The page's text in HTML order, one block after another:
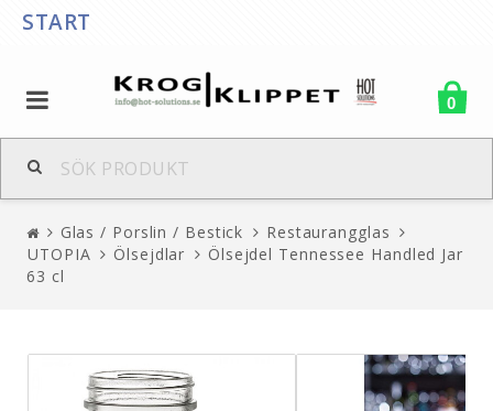
START
0
Glas / Porslin / Bestick
Restaurangglas
UTOPIA
Ölsejdlar
Ölsejdel Tennessee Handled Jar
63 cl